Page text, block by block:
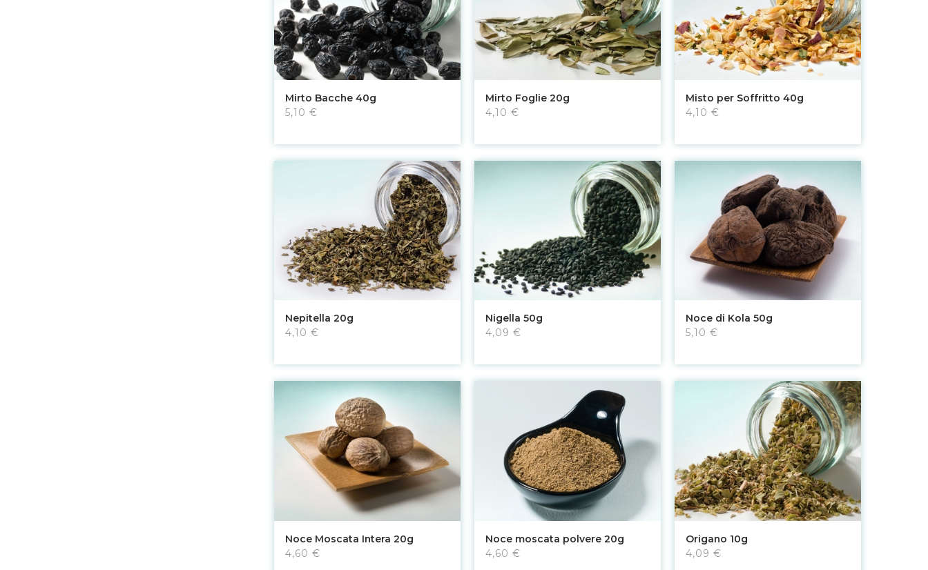
Aggiungi al carrello
Mirto Bacche 40g
5,10 €
Aggiungi al carrello
Mirto Foglie 20g
4,10 €
Aggiungi al carrello
Misto per Soffritto 40g
4,10 €
Aggiungi al carrello
Nepitella 20g
4,10 €
Aggiungi al carrello
Nigella 50g
4,09 €
Aggiungi al carrello
Noce di Kola 50g
5,10 €
Aggiungi al carrello
Noce Moscata Intera 20g
4,60 €
Aggiungi al carrello
Noce moscata polvere 20g
4,60 €
Aggiungi al carrello
Origano 10g
4,09 €